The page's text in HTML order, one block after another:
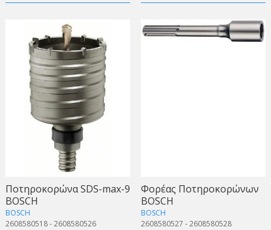
Ποτηροκορώνα SDS-max-9
BOSCH
BOSCH
2608580518 - 2608580526
Φορέας Ποτηροκορώνων
BOSCH
BOSCH
2608580527 - 2608580528